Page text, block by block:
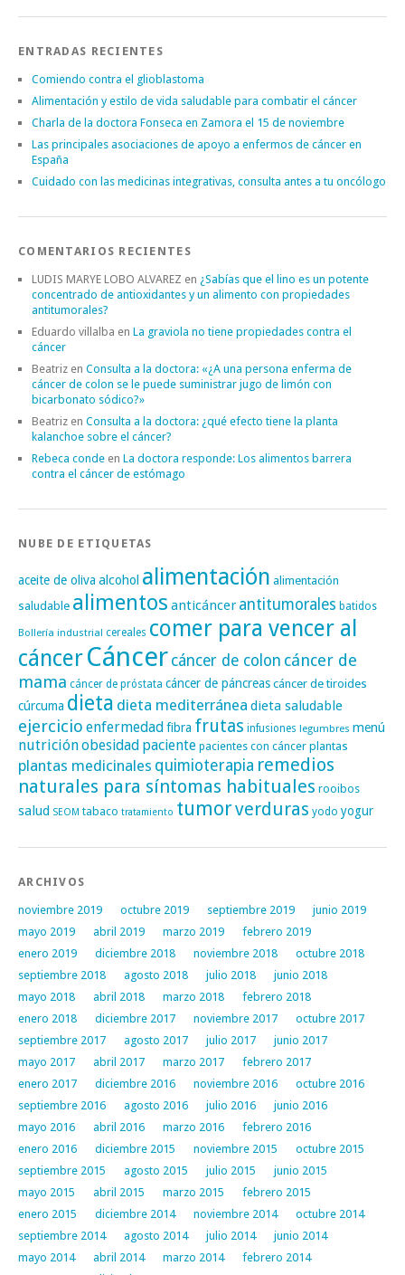
ENTRADAS RECIENTES
Comiendo contra el glioblastoma
Alimentación y estilo de vida saludable para combatir el cáncer
Charla de la doctora Fonseca en Zamora el 15 de noviembre
Las principales asociaciones de apoyo a enfermos de cáncer en
España
Cuidado con las medicinas integrativas, consulta antes a tu oncólogo
COMENTARIOS RECIENTES
LUDIS MARYE LOBO ALVAREZ en ¿Sabías que el lino es un potente
concentrado de antioxidantes y un alimento con propiedades
antitumorales?
Eduardo villalba en La graviola no tiene propiedades contra el
cáncer
Beatriz en Consulta a la doctora: «¿A una persona enferma de
cáncer de colon se le puede suministrar jugo de limón con
bicarbonato sódico?»
Beatriz en Consulta a la doctora: ¿qué efecto tiene la planta
kalanchoe sobre el cáncer?
Rebeca conde en La doctora responde: Los alimentos barrera
contra el cáncer de estómago
NUBE DE ETIQUETAS
aceite de oliva alcohol alimentación alimentación
saludable alimentos anticáncer antitumorales batidos
Bollería industrial cereales comer para vencer al
cáncerCáncer cáncer de colon cáncer de
mama cáncer de próstata cáncer de páncreascáncer de tiroides
cúrcuma dieta dieta mediterránea dieta saludable
ejercicio enfermedadfibra frutas infusiones legumbres menú
nutriciónobesidad paciente pacientes con cáncer plantas
plantas medicinales quimioterapia remedios
naturales para síntomas habituales rooibos
salud SEOM tabaco tratamiento tumorverduras yodo yogur
ARCHIVOS
noviembre 2019 octubre 2019 septiembre 2019
junio 2019
mayo 2019
abril 2019 marzo 2019
febrero 2019
enero 2019
diciembre 2018 noviembre 2018
octubre 2018
septiembre 2018
agosto 2018 julio 2018
junio 2018
mayo 2018
abril 2018 marzo 2018
febrero 2018
enero 2018
diciembre 2017 noviembre 2017
octubre 2017
septiembre 2017
agosto 2017 julio 2017
junio 2017
mayo 2017
abril 2017 marzo 2017
febrero 2017
enero 2017
diciembre 2016 noviembre 2016
octubre 2016
septiembre 2016
agosto 2016 julio 2016
junio 2016
mayo 2016
abril 2016 marzo 2016
febrero 2016
enero 2016
diciembre 2015 noviembre 2015
octubre 2015
septiembre 2015
agosto 2015 julio 2015
junio 2015
mayo 2015
abril 2015 marzo 2015
febrero 2015
enero 2015
diciembre 2014 noviembre 2014
octubre 2014
septiembre 2014
agosto 2014 julio 2014
junio 2014
mayo 2014
abril 2014 marzo 2014
febrero 2014